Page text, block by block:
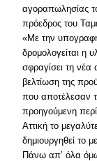
αγοραπωλησίας
πρόεδρος του
«Με την
δρομολογείται η
σφραγίσει τη νέα
βελτίωση της
που αποτέλεσαν
προηγούμενη
Αττική το
δημιουργηθεί το
Πάνω απ’ όλα